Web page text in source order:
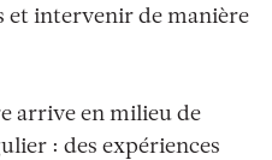
et intervenir de manière
arrive en milieu de
: des expériences